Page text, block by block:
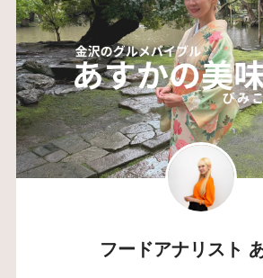
フードアナリスト